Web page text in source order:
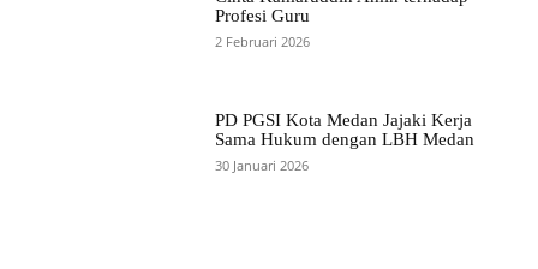
Profesi Guru
2 Februari 2026
PD PGSI Kota Medan Jajaki Kerja
Sama Hukum dengan LBH Medan
30 Januari 2026